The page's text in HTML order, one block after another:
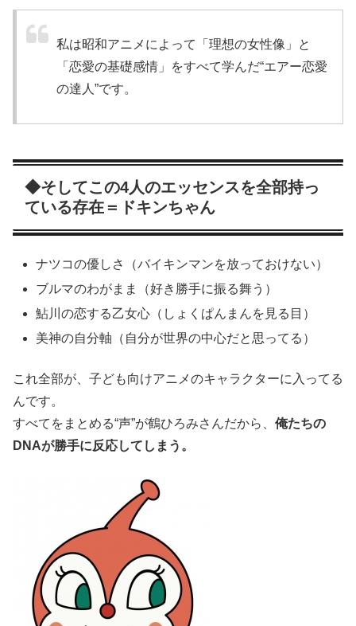
私は昭和アニメによって「理想の女性像」と
「恋愛の基礎感情」をすべて学んだ“エアー恋愛
の達人”です。
◆そしてこの4人のエッセンスを全部持っ
ている存在＝ドキンちゃん
ナツコの優しさ（バイキンマンを放っておけない）
ブルマのわがまま（好き勝手に振る舞う）
鮎川の恋する乙女心（しょくぱんまんを見る目）
美神の自分軸（自分が世界の中心だと思ってる）
これ全部が、子ども向けアニメのキャラクターに入ってる
んです。
すべてをまとめる“声”が鶴ひろみさんだから、 俺たちの
DNAが勝手に反応してしまう。